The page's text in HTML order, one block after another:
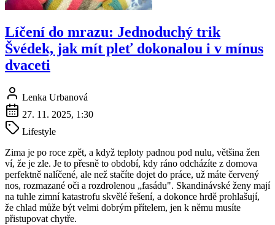
Líčení do mrazu: Jednoduchý trik
Švédek, jak mít pleť dokonalou i v mínus
dvaceti
Lenka Urbanová
27. 11. 2025, 1:30
Lifestyle
Zima je po roce zpět, a když teploty padnou pod nulu, většina žen
ví, že je zle. Je to přesně to období, kdy ráno odcházíte z domova
perfektně nalíčené, ale než stačíte dojet do práce, už máte červený
nos, rozmazané oči a rozdrolenou „fasádu". Skandinávské ženy mají
na tuhle zimní katastrofu skvělé řešení, a dokonce hrdě prohlašují,
že chlad může být velmi dobrým přítelem, jen k němu musíte
přistupovat chytře.